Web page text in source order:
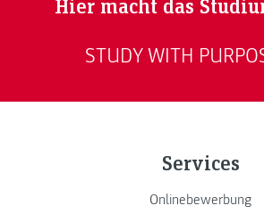
STUDY WITH
Services
Onlinebewerbung